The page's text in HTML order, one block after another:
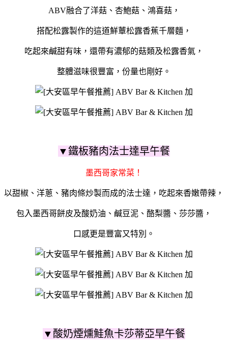
ABV融合了洋菇、杏鮑菇、鴻喜菇，
搭配松露製作的這道鮮蕈松露香蕉千層麵，
吃起來鹹甜有味，還帶有濃郁的菇類及松露香氣，
整體滋味很豐富，份量也剛好。
▼鐵板豬肉法士達早午餐
墨西哥家常菜！
以甜椒、洋蔥、豬肉條炒製而成的法士達，吃起來香嫩帶辣，
包入墨西哥餅皮及酸奶油、鹹豆泥、酪梨醬、莎莎醬，
口感更是豐富又特別。
▼酸奶煙燻鮭魚卡莎蒂亞早午餐